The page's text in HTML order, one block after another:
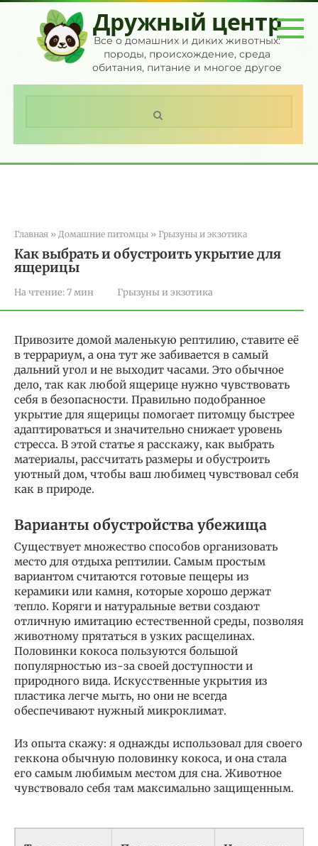
Перейти
контенту
Дружный центр
Все о домашних и диких животных:
породы, происхождение, среда
обитания, питание и многое другое
Главная » Домашние питомцы » Грызуны и экзотика
Как выбрать и обустроить укрытие для
ящерицы
На чтение:7 мин Грызуны и экзотика
Привозите домой маленькую рептилию, ставите её
в террариум, а она тут же забивается в самый
дальний угол и не выходит часами. Это обычное
дело, так как любой ящерице нужно чувствовать
себя в безопасности. Правильно подобранное
укрытие для ящерицы помогает питомцу быстрее
адаптироваться и значительно снижает уровень
стресса. В этой статье я расскажу, как выбрать
материалы, рассчитать размеры и обустроить
уютный дом, чтобы ваш любимец чувствовал себя
как в природе.
Варианты обустройства убежища
Существует множество способов организовать
место для отдыха рептилии. Самым простым
вариантом считаются готовые пещеры из
керамики или камня, которые хорошо держат
тепло. Коряги и натуральные ветви создают
отличную имитацию естественной среды, позволяя
животному прятаться в узких расщелинах.
Половинки кокоса пользуются большой
популярностью из-за своей доступности и
природного вида. Искусственные укрытия из
пластика легче мыть, но они не всегда
обеспечивают нужный микроклимат.
Из опыта скажу: я однажды использовал для своего
геккона обычную половинку кокоса, и она стала
его самым любимым местом для сна. Животное
чувствовало себя там максимально защищенным.